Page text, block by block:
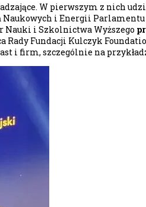
W pierwszym z nich
Naukowych i Energii
Nauki i Szkolnictwa Wyższego
Rady Fundacji Kulczyk
i firm, szczególnie na